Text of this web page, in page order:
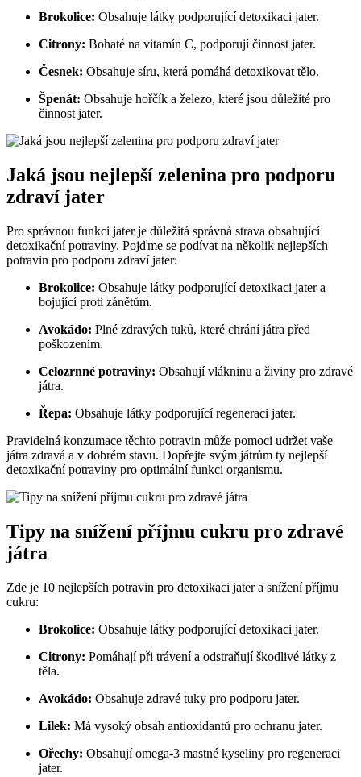
Brokolice: Obsahuje látky podporující detoxikaci jater.
Citrony: Bohaté na vitamín C, podporují činnost jater.
Česnek: Obsahuje síru, která pomáhá detoxikovat tělo.
Špenát: Obsahuje hořčík a železo, které jsou důležité pro
činnost jater.
Jaká jsou nejlepší zelenina pro podporu
zdraví jater
Pro správnou funkci jater je důležitá správná strava obsahující
detoxikační potraviny. Pojďme se podívat na několik nejlepších
potravin pro podporu zdraví jater:
Brokolice: Obsahuje látky podporující detoxikaci jater a
bojující proti zánětům.
Avokádo: Plné zdravých tuků, které chrání játra před
poškozením.
Celozrnné potraviny: Obsahují vlákninu a živiny pro zdravé
játra.
Řepa: Obsahuje látky podporující regeneraci jater.
Pravidelná konzumace těchto potravin může pomoci udržet vaše
játra zdravá a v dobrém stavu. Dopřejte svým játrům ty nejlepší
detoxikační potraviny pro optimální funkci organismu.
Tipy na snížení příjmu cukru pro zdravé
játra
Zde je 10 nejlepších potravin pro detoxikaci jater a snížení příjmu
cukru:
Brokolice: Obsahuje látky podporující detoxikaci jater.
Citrony: Pomáhají při trávení a odstraňují škodlivé látky z
těla.
Avokádo: Obsahuje zdravé tuky pro podporu jater.
Lilek: Má vysoký obsah antioxidantů pro ochranu jater.
Ořechy: Obsahují omega-3 mastné kyseliny pro regeneraci
jater.